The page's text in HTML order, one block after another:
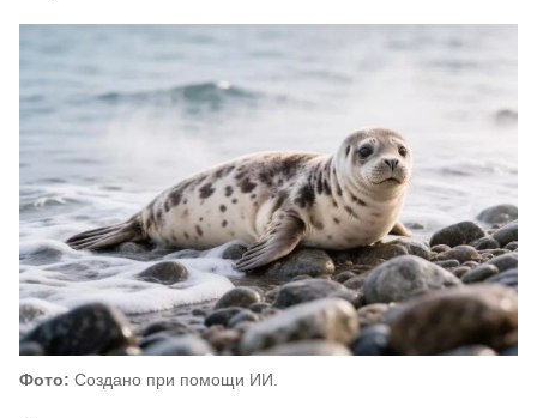
Фото: Создано при помощи ИИ.